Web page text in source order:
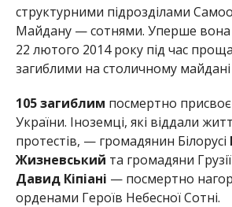
структурними підрозділами
Майдану — сотнями. Уперше вона
22 лютого 2014 року під час
загиблими на столичному майдані
105 загиблим посмертно
України. Іноземці, які віддали
протестів, — громадянин Білорусі
Жизневський та громадяни Грузії
Давид Кіпіані — посмертно
орденами Героїв Небесної Сотні.